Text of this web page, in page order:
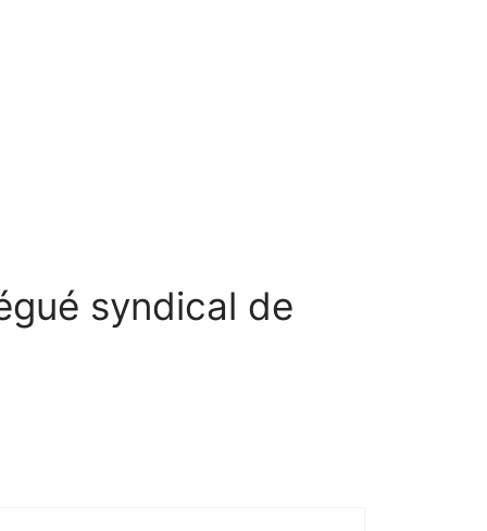
syndical de